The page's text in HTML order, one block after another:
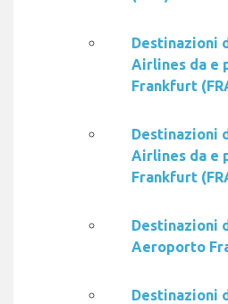
Destinazioni
Airlines da e
Frankfurt
Destinazioni
Airlines da e
Frankfurt
Destinazioni
Aeroporto
Destinazioni